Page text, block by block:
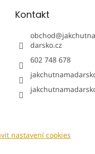
Kontakt
obchod@
darsko.cz
602 748 678
nastavení cookies